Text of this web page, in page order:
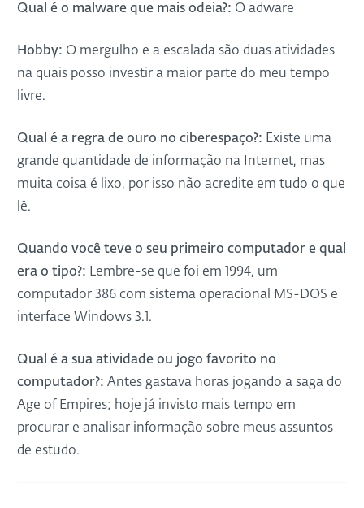
Qual é o malware que mais odeia?: O adware
Hobby: O mergulho e a escalada são duas atividades
na quais posso investir a maior parte do meu tempo
livre.
Qual é a regra de ouro no ciberespaço?: Existe uma
grande quantidade de informação na Internet, mas
muita coisa é lixo, por isso não acredite em tudo o que
lê.
Quando você teve o seu primeiro computador e qual
era o tipo?: Lembre-se que foi em 1994, um
computador 386 com sistema operacional MS-DOS e
interface Windows 3.1.
Qual é a sua atividade ou jogo favorito no
computador?: Antes gastava horas jogando a saga do
Age of Empires; hoje já invisto mais tempo em
procurar e analisar informação sobre meus assuntos
de estudo.